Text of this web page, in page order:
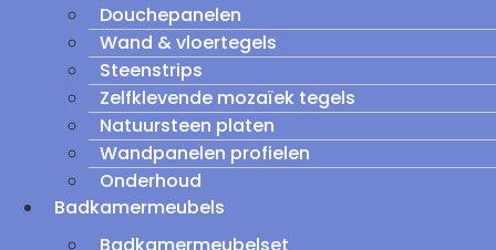
Douchepanelen
Wand & vloertegels
Steenstrips
Zelfklevende mozaïek tegels
Natuursteen platen
Wandpanelen profielen
Onderhoud
Badkamermeubels
Badkamermeubelset